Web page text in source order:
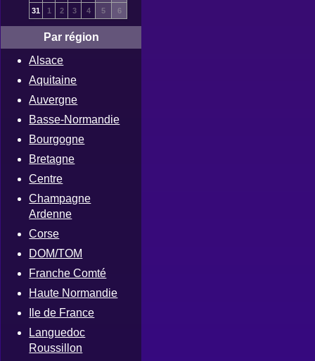
31
1 2 3 4 5 6
Par région
Alsace
Aquitaine
Auvergne
Basse-Normandie
Bourgogne
Bretagne
Centre
Champagne
Ardenne
Corse
DOM/TOM
Franche Comté
Haute Normandie
Ile de France
Languedoc
Roussillon